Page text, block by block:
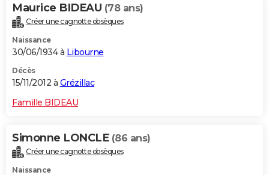
Maurice BIDEAU (78 ans)
Créer une cagnotte obsèques
Naissance
30/06/1934 à Libourne
Décès
15/11/2012 à Grézillac
Famille BIDEAU
Simonne LONCLE (86 ans)
Créer une cagnotte obsèques
Naissance